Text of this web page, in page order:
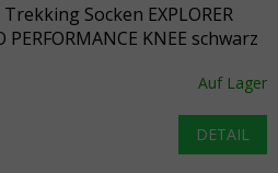
Socken EXPLORER
PERFORMANCE KNEE schwarz
Auf Lager
DETAIL